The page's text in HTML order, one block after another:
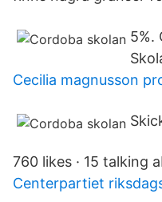
5%.
Cecilia magnusson
760 likes · 15 talking
Centerpartiet